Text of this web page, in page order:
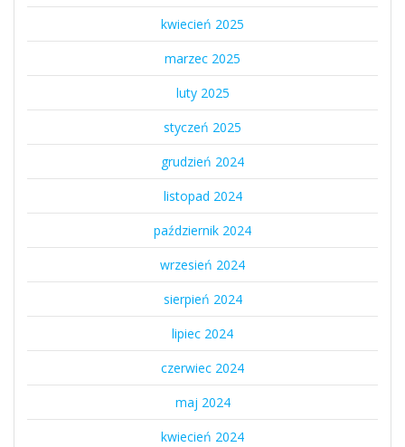
kwiecień 2025
marzec 2025
luty 2025
styczeń 2025
grudzień 2024
listopad 2024
październik 2024
wrzesień 2024
sierpień 2024
lipiec 2024
czerwiec 2024
maj 2024
kwiecień 2024